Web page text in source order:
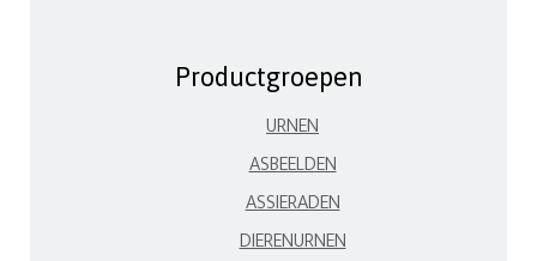
Productgroepen
URNEN
ASBEELDEN
ASSIERADEN
DIERENURNEN